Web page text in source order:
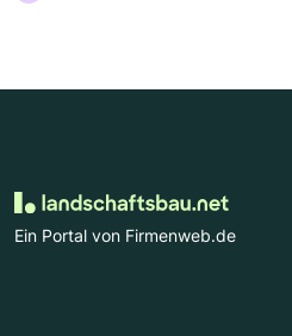
Ein Portal von Firmenweb.de